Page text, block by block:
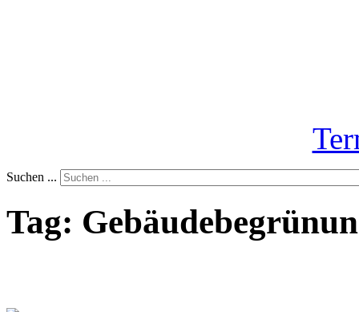
Suchen ...
Tag: